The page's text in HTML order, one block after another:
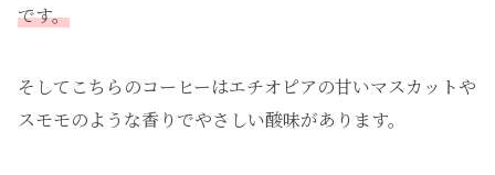
です。
そしてこちらのコーヒーはエチオピアの甘いマスカットや
スモモのような香りでやさしい酸味があります。